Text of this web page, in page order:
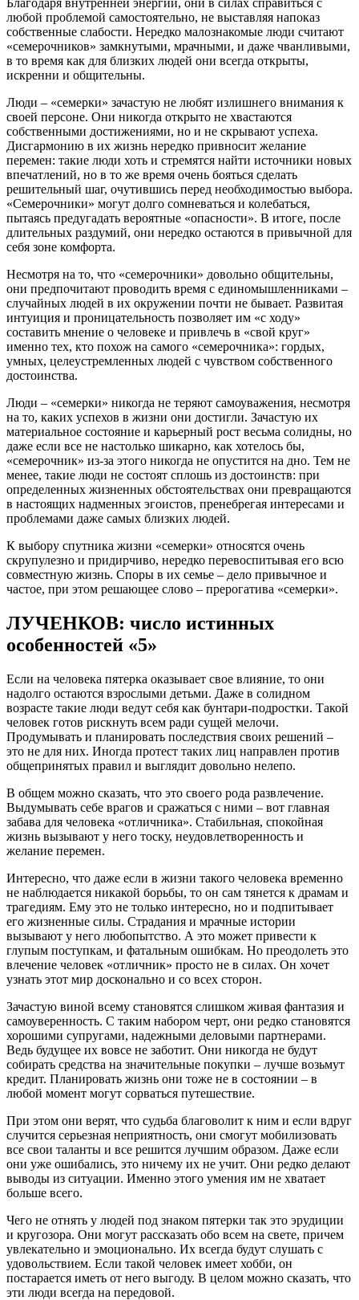
Благодаря внутренней энергии, они в силах справиться с
любой проблемой самостоятельно, не выставляя напоказ
собственные слабости. Нередко малознакомые люди считают
«семерочников» замкнутыми, мрачными, и даже чванливыми,
в то время как для близких людей они всегда открыты,
искренни и общительны.
Люди – «семерки» зачастую не любят излишнего внимания к
своей персоне. Они никогда открыто не хвастаются
собственными достижениями, но и не скрывают успеха.
Дисгармонию в их жизнь нередко привносит желание
перемен: такие люди хоть и стремятся найти источники новых
впечатлений, но в то же время очень бояться сделать
решительный шаг, очутившись перед необходимостью выбора.
«Семерочники» могут долго сомневаться и колебаться,
пытаясь предугадать вероятные «опасности». В итоге, после
длительных раздумий, они нередко остаются в привычной для
себя зоне комфорта.
Несмотря на то, что «семерочники» довольно общительны,
они предпочитают проводить время с единомышленниками –
случайных людей в их окружении почти не бывает. Развитая
интуиция и проницательность позволяет им «с ходу»
составить мнение о человеке и привлечь в «свой круг»
именно тех, кто похож на самого «семерочника»: гордых,
умных, целеустремленных людей с чувством собственного
достоинства.
Люди – «семерки» никогда не теряют самоуважения, несмотря
на то, каких успехов в жизни они достигли. Зачастую их
материальное состояние и карьерный рост весьма солидны, но
даже если все не настолько шикарно, как хотелось бы,
«семерочник» из-за этого никогда не опустится на дно. Тем не
менее, такие люди не состоят сплошь из достоинств: при
определенных жизненных обстоятельствах они превращаются
в настоящих надменных эгоистов, пренебрегая интересами и
проблемами даже самых близких людей.
К выбору спутника жизни «семерки» относятся очень
скрупулезно и придирчиво, нередко перевоспитывая его всю
совместную жизнь. Споры в их семье – дело привычное и
частое, при этом решающее слово – прерогатива «семерки».
ЛУЧЕНКОВ: число истинных
особенностей «5»
Если на человека пятерка оказывает свое влияние, то они
надолго остаются взрослыми детьми. Даже в солидном
возрасте такие люди ведут себя как бунтари-подростки. Такой
человек готов рискнуть всем ради сущей мелочи.
Продумывать и планировать последствия своих решений –
это не для них. Иногда протест таких лиц направлен против
общепринятых правил и выглядит довольно нелепо.
В общем можно сказать, что это своего рода развлечение.
Выдумывать себе врагов и сражаться с ними – вот главная
забава для человека «отличника». Стабильная, спокойная
жизнь вызывают у него тоску, неудовлетворенность и
желание перемен.
Интересно, что даже если в жизни такого человека временно
не наблюдается никакой борьбы, то он сам тянется к драмам и
трагедиям. Ему это не только интересно, но и подпитывает
его жизненные силы. Страдания и мрачные истории
вызывают у него любопытство. А это может привести к
глупым поступкам, и фатальным ошибкам. Но преодолеть это
влечение человек «отличник» просто не в силах. Он хочет
узнать этот мир досконально и со всех сторон.
Зачастую виной всему становятся слишком живая фантазия и
самоуверенность. С таким набором черт, они редко становятся
хорошими супругами, надежными деловыми партнерами.
Ведь будущее их вовсе не заботит. Они никогда не будут
собирать средства на значительные покупки – лучше возьмут
кредит. Планировать жизнь они тоже не в состоянии – в
любой момент могут сорваться путешествие.
При этом они верят, что судьба благоволит к ним и если вдруг
случится серьезная неприятность, они смогут мобилизовать
все свои таланты и все решится лучшим образом. Даже если
они уже ошибались, это ничему их не учит. Они редко делают
выводы из ситуации. Именно этого умения им не хватает
больше всего.
Чего не отнять у людей под знаком пятерки так это эрудиции
и кругозора. Они могут рассказать обо всем на свете, причем
увлекательно и эмоционально. Их всегда будут слушать с
удовольствием. Если такой человек имеет хобби, он
постарается иметь от него выгоду. В целом можно сказать, что
эти люди всегда на передовой.